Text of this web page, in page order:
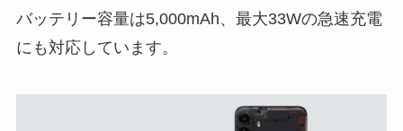
バッテリー容量は5,000mAh、最大33Wの急速充電
にも対応しています。